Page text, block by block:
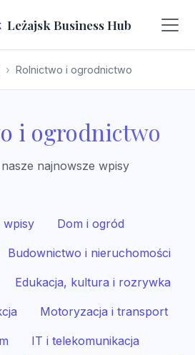
Leżajsk Business Hub
Rolnictwo i ogrodnictwo
i ogrodnictwo
najnowsze wpisy
wpisy Dom i ogród
Budownictwo i nieruchomości
Edukacja, kultura i rozrywka
Motoryzacja i transport
IT i telekomunikacja